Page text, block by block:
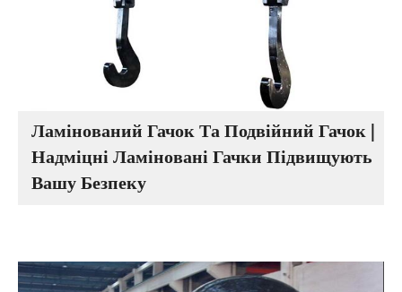
Ламінований Гачок Та Подвійний Гачок |
Надміцні Ламіновані Гачки Підвищують
Вашу Безпеку